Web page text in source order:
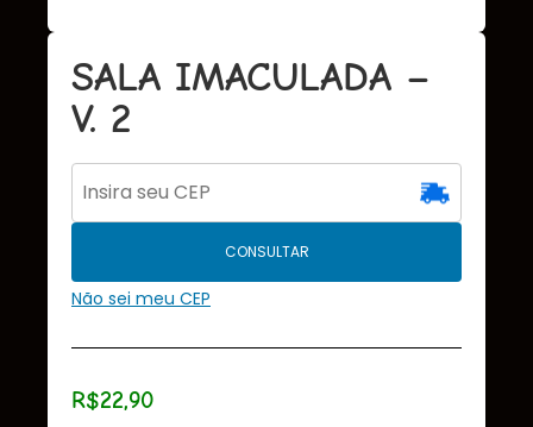
SALA IMACULADA –
V. 2
CONSULTAR
Não sei meu CEP
R$22,90